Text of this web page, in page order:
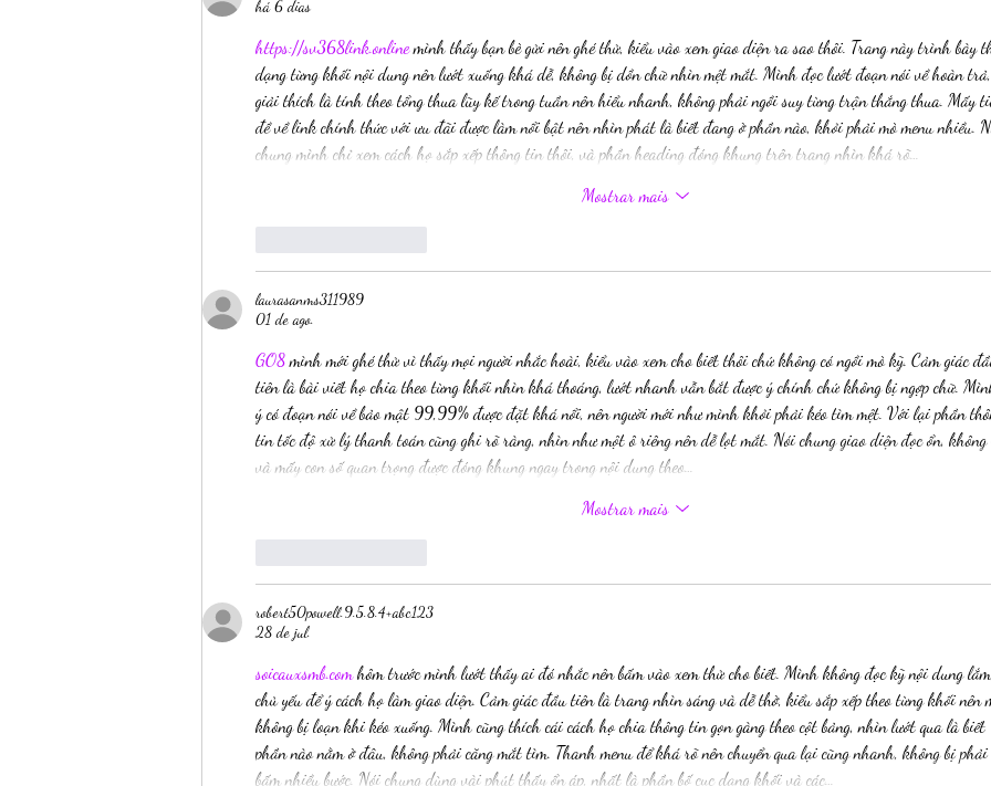
há 6 dias
https://sv368link.online mình thấy bạn bè gửi nên ghé thử, kiểu vào xem giao diện ra sao thôi. Trang này trình bày
dạng từng khối nội dung nên lướt xuống khá dễ, không bị dồn chữ nhìn mệt mắt. Mình đọc lướt đoạn nói về hoàn
giải thích là tính theo tổng thua lũy kế trong tuần nên hiểu nhanh, không phải ngồi suy từng trận thắng thua. Mấy
đề về link chính thức với ưu đãi được làm nổi bật nên nhìn phát là biết đang ở phần nào, khỏi phải mò menu nhiều.
chung mình chỉ xem cách họ sắp xếp thông tin thôi, và phần heading đóng khung trên trang nhìn khá rõ…
Mostrar mais
laurasanms311989
01 de ago.
GO8 mình mới ghé thử vì thấy mọi người nhắc hoài, kiểu vào xem cho biết thôi chứ không có ngồi mò kỹ. Cảm giác
tiên là bài viết họ chia theo từng khối nhìn khá thoáng, lướt nhanh vẫn bắt được ý chính chứ không bị ngợp chữ.
ý có đoạn nói về bảo mật 99,99% được đặt khá nổi, nên người mới như mình khỏi phải kéo tìm mệt. Với lại phần
tin tốc độ xử lý thanh toán cũng ghi rõ ràng, nhìn như một ô riêng nên dễ lọt mắt. Nói chung giao diện đọc ổn, không
và mấy con số quan trọng được đóng khung ngay trong nội dung theo…
Mostrar mais
robert50powell.9.5.8.4+abc123
28 de jul.
soicauxsmb.com hôm trước mình lướt thấy ai đó nhắc nên bấm vào xem thử cho biết. Mình không đọc kỹ nội dung lắm,
chủ yếu để ý cách họ làm giao diện. Cảm giác đầu tiên là trang nhìn sáng và dễ thở, kiểu sắp xếp theo từng khối nên
không bị loạn khi kéo xuống. Mình cũng thích cái cách họ chia thông tin gọn gàng theo cột bảng, nhìn lướt qua là biết
phần nào nằm ở đâu, không phải căng mắt tìm. Thanh menu để khá rõ nên chuyển qua lại cũng nhanh, không bị phải
bấm nhiều bước. Nói chung dùng vài phút thấy ổn áp, nhất là phần bố cục dạng khối và các…